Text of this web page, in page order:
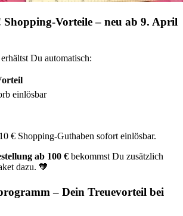
Shopping-Vorteile – neu ab 9. April
erhältst Du automatisch:
einlösbar
€ Shopping-Guthaben sofort einlösbar.
ab 100 € bekommst Du zusätzlich
dazu. 🧡
– Dein Treuevorteil bei